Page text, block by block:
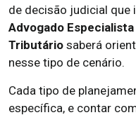
de decisão judicial que
Advogado
Tributário saberá
nesse tipo de cenário.
Cada tipo de
específica, e contar